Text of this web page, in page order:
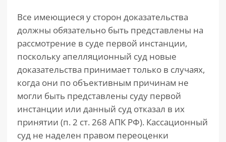
Все имеющиеся у сторон доказательства
должны обязательно быть представлены на
рассмотрение в суде первой инстанции,
поскольку апелляционный суд новые
доказательства принимает только в случаях,
когда они по объективным причинам не
могли быть представлены суду первой
инстанции или данный суд отказал в их
принятии (п. 2 ст. 268 АПК РФ). Кассационный
суд не наделен правом переоценки